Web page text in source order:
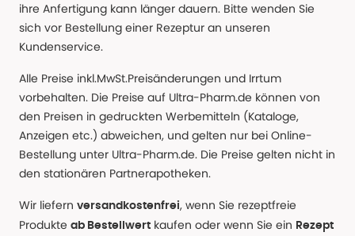
ihre Anfertigung kann länger dauern. Bitte wenden Sie
sich vor Bestellung einer Rezeptur an unseren
Kundenservice.
Alle Preise inkl.MwSt.Preisänderungen und Irrtum
vorbehalten. Die Preise auf Ultra-Pharm.de können von
den Preisen in gedruckten Werbemitteln (Kataloge,
Anzeigen etc.) abweichen, und gelten nur bei Online-
Bestellung unter Ultra-Pharm.de. Die Preise gelten nicht in
den stationären Partnerapotheken.
Wir liefern versandkostenfrei, wenn Sie rezeptfreie
Produkte ab Bestellwert kaufen oder wenn Sie ein Rezept